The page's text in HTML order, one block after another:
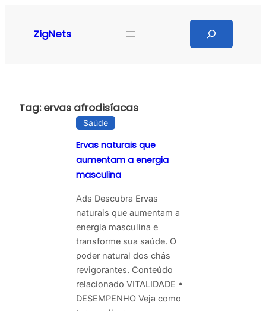
ZigNets
Tag:ervas afrodisíacas
Saúde
Ervas naturais que
aumentam a energia
masculina
Ads Descubra Ervas
naturais que aumentam a
energia masculina e
transforme sua saúde. O
poder natural dos chás
revigorantes. Conteúdo
relacionado VITALIDADE •
DESEMPENHO Veja como